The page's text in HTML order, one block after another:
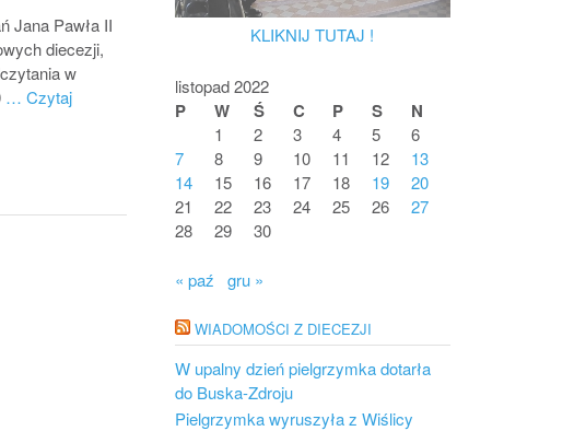
Jana Pawła II
diecezji,
w
… Czytaj
KLIKNIJ TUTAJ !
listopad 2022
P W Ś C P S N
1 2 3 4 5
6
7
8 9 10 11 12
13
14
15 16 17 18 19
20
21
22 23 24 25 26
27
28
29 30
« paź gru »
WIADOMOŚCI Z DIECEZJI
W upalny dzień pielgrzymka dotarła
do Buska-Zdroju
Pielgrzymka wyruszyła z Wiślicy